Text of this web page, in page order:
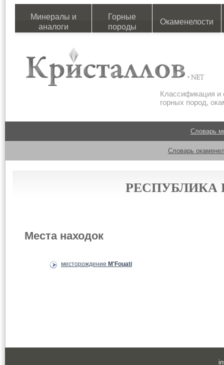
Минералы и
аналоги
Горные
породы
Окаменелости
Классификация и
горных пород,
Словарь
Словарь
РЕСПУБЛИКА
Места находок
месторождение M'Fouati